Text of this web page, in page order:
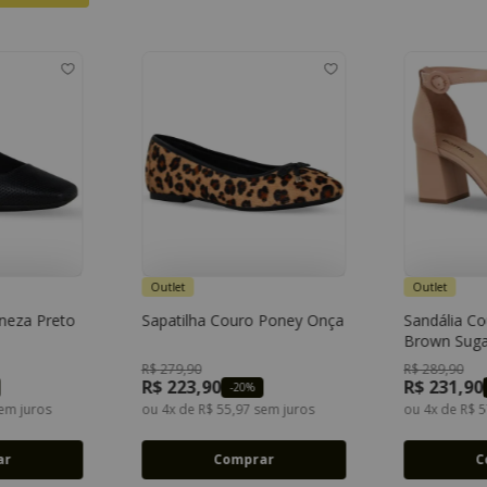
Preto
juros
Outlet
Sapatilha Couro Poney Onça
R$279,90
R$ 223,90 -20%
ou 4x de R$ 55,97sem juros
Comprar
Outlet
Sandália
Brown
R$289,90
R$ 231,90
ou 4x de R$